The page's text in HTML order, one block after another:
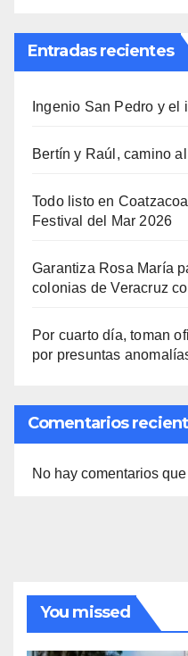
Entradas recientes
Ingenio San Pedro y el
Bertín y Raúl, camino
Todo listo en
Festival del Mar 2026
Garantiza Rosa María
colonias de Veracruz
Por cuarto día, toman
por presuntas
Comentarios
No hay comentarios que
You missed